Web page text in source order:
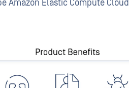
Amazon Elastic Compute Cloud